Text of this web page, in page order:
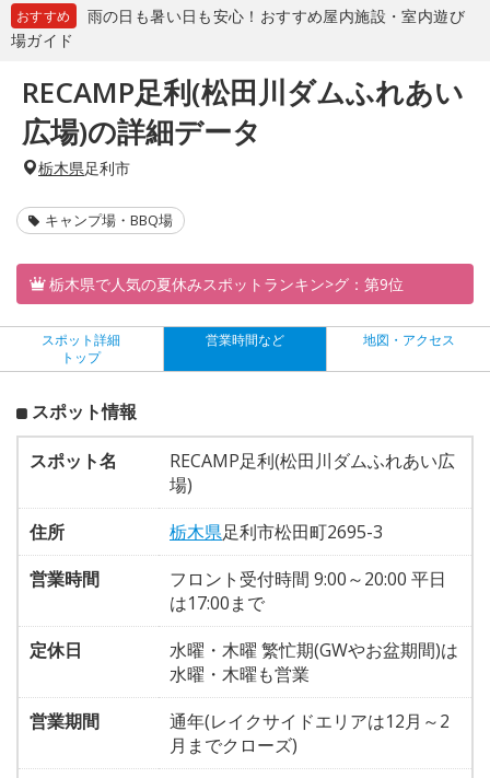
おすすめ
雨の日も暑い日も安心！おすすめ屋内施設・室内遊び
場ガイド
RECAMP足利(松田川ダムふれあい
広場)の詳細データ
栃木県足利市
キャンプ場・BBQ場
栃木県で人気の夏休みスポットランキン>グ：第9位
スポット詳細
トップ
営業時間など 地図・アクセス
スポット情報
スポット名
RECAMP足利(松田川ダムふれあい広
場)
住所
栃木県足利市松田町2695-3
営業時間
フロント受付時間 9:00～20:00 平日
は17:00まで
定休日
水曜・木曜 繁忙期(GWやお盆期間)は
水曜・木曜も営業
営業期間
通年(レイクサイドエリアは12月～2
月までクローズ)